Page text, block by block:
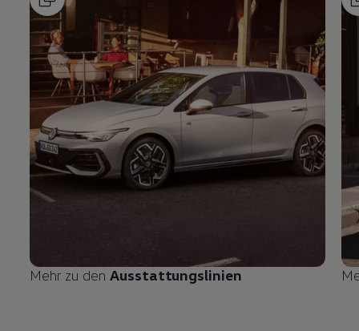
Mehr zu den Ausstattungslinien